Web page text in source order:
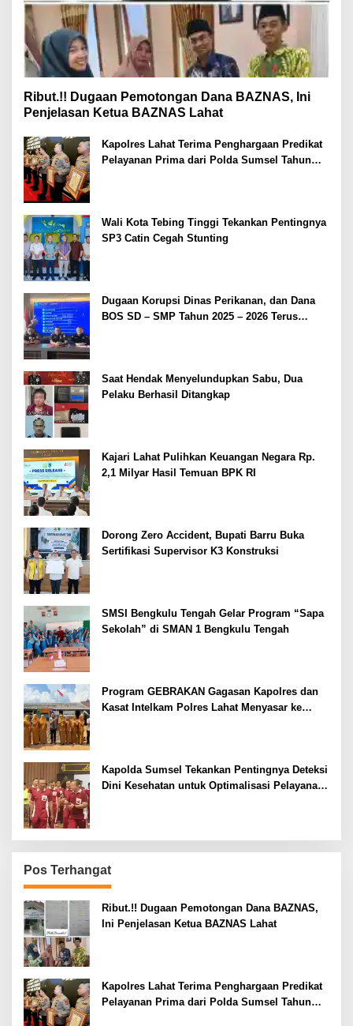
Ribut.!! Dugaan Pemotongan Dana BAZNAS, Ini
Penjelasan Ketua BAZNAS Lahat
Kapolres Lahat Terima Penghargaan Predikat
Pelayanan Prima dari Polda Sumsel Tahun
Wali Kota Tebing Tinggi Tekankan Pentingnya
SP3 Catin Cegah Stunting
Dugaan Korupsi Dinas Perikanan, dan Dana
BOS SD – SMP Tahun 2025 – 2026 Terus
Saat Hendak Menyelundupkan Sabu, Dua
Pelaku Berhasil Ditangkap
Kajari Lahat Pulihkan Keuangan Negara Rp.
2,1 Milyar Hasil Temuan BPK RI
Dorong Zero Accident, Bupati Barru Buka
Sertifikasi Supervisor K3 Konstruksi
SMSI Bengkulu Tengah Gelar Program “Sapa
Sekolah” di SMAN 1 Bengkulu Tengah
Program GEBRAKAN Gagasan Kapolres dan
Kasat Intelkam Polres Lahat Menyasar ke
Kapolda Sumsel Tekankan Pentingnya Deteksi
Dini Kesehatan untuk Optimalisasi Pelayanan
Pos Terhangat
Ribut.!! Dugaan Pemotongan Dana BAZNAS,
Ini Penjelasan Ketua BAZNAS Lahat
Kapolres Lahat Terima Penghargaan Predikat
Pelayanan Prima dari Polda Sumsel Tahun